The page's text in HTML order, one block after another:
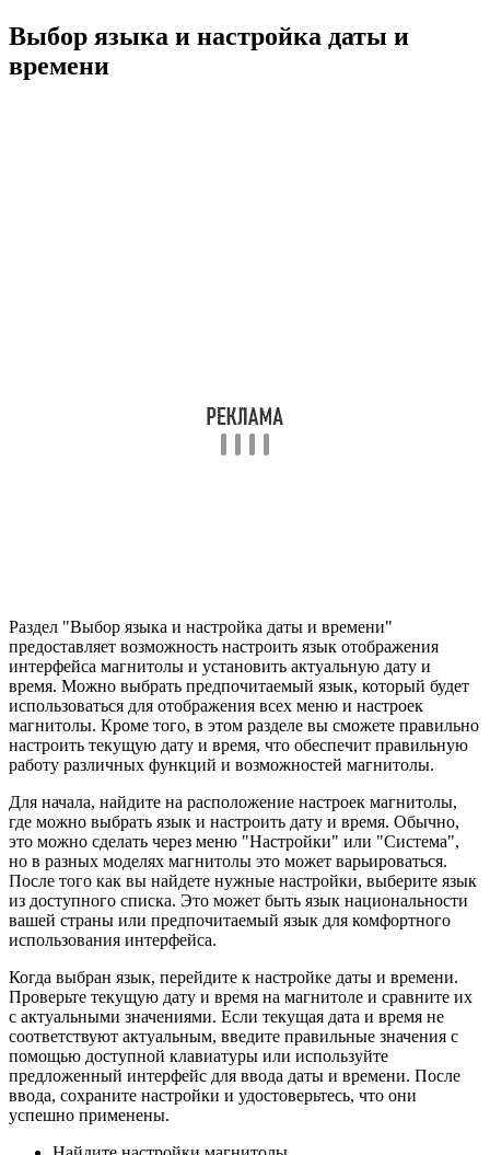
Выбор языка и настройка даты и
времени
Раздел "Выбор языка и настройка даты и времени"
предоставляет возможность настроить язык отображения
интерфейса магнитолы и установить актуальную дату и
время. Можно выбрать предпочитаемый язык, который будет
использоваться для отображения всех меню и настроек
магнитолы. Кроме того, в этом разделе вы сможете правильно
настроить текущую дату и время, что обеспечит правильную
работу различных функций и возможностей магнитолы.
Для начала, найдите на расположение настроек магнитолы,
где можно выбрать язык и настроить дату и время. Обычно,
это можно сделать через меню "Настройки" или "Система",
но в разных моделях магнитолы это может варьироваться.
После того как вы найдете нужные настройки, выберите язык
из доступного списка. Это может быть язык национальности
вашей страны или предпочитаемый язык для комфортного
использования интерфейса.
Когда выбран язык, перейдите к настройке даты и времени.
Проверьте текущую дату и время на магнитоле и сравните их
с актуальными значениями. Если текущая дата и время не
соответствуют актуальным, введите правильные значения с
помощью доступной клавиатуры или используйте
предложенный интерфейс для ввода даты и времени. После
ввода, сохраните настройки и удостоверьтесь, что они
успешно применены.